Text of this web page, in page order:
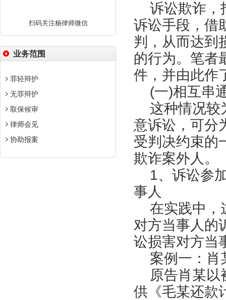
扫码关注杨律师微信
业务范围
罪轻辩护
无罪辩护
取保候审
律师会见
协助报案
诉讼欺诈，
诉讼手段，借
判，从而达到
的行为。笔者
件，并由此作
(一)相互串
这种情况较
意诉讼，可分
受判决约束的
欺诈案外人。
1、诉讼参
事人
在实践中，
对方当事人的
讼损害对方当
案例一：肖
原告肖某以
供《毛某还款